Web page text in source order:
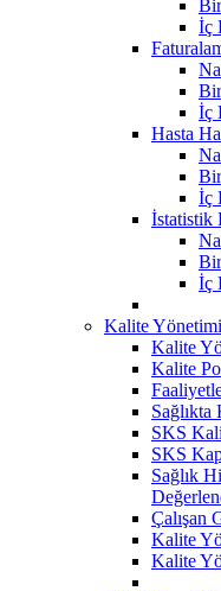
İç
İç
Hasta
İç
İstatistik
İç
Kalite Yönetimi
Kalite
Kalite
Sağlıkta
SKS
SKS
Sağlık
Çalışan
Kalite
Kalite